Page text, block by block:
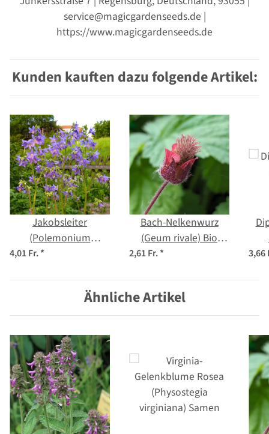
service@magicgardenseeds.de |
https://www.magicgardenseeds.de
Kunden kauften dazu folgende Artikel:
Jakobsleiter
(Polemonium
caerulum) Bio Saatgut
4,01 Fr.*
Bach-Nelkenwurz
(Geum rivale) Bio
Saatgut
2,61 Fr.* 3,66
Ähnliche Artikel